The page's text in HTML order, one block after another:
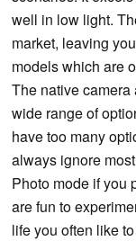
well in low light.
market, leaving
models which are
The native
wide range of
have too many
always ignore
Photo mode if you
are fun to
life you often like